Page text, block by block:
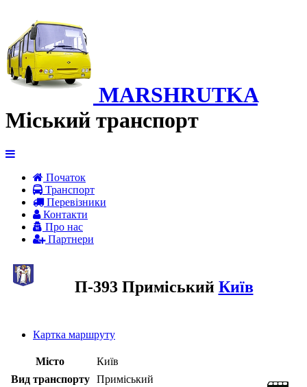
MARSHRUTKA
Міський транспорт
Початок
Транспорт
Перевiзники
Контакти
Про нас
Партнери
П-393 Приміський Київ
Картка маршруту
Місто
Київ
Вид транспорту
Приміський